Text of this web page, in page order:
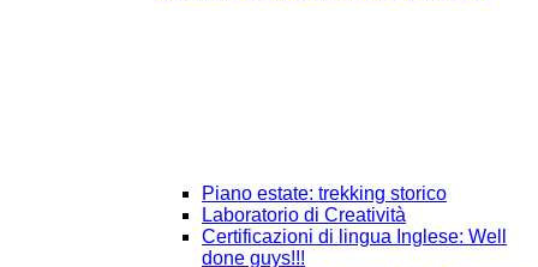
Piano estate: trekking storico
Laboratorio di Creatività
Certificazioni di lingua Inglese: Well
done guys!!!